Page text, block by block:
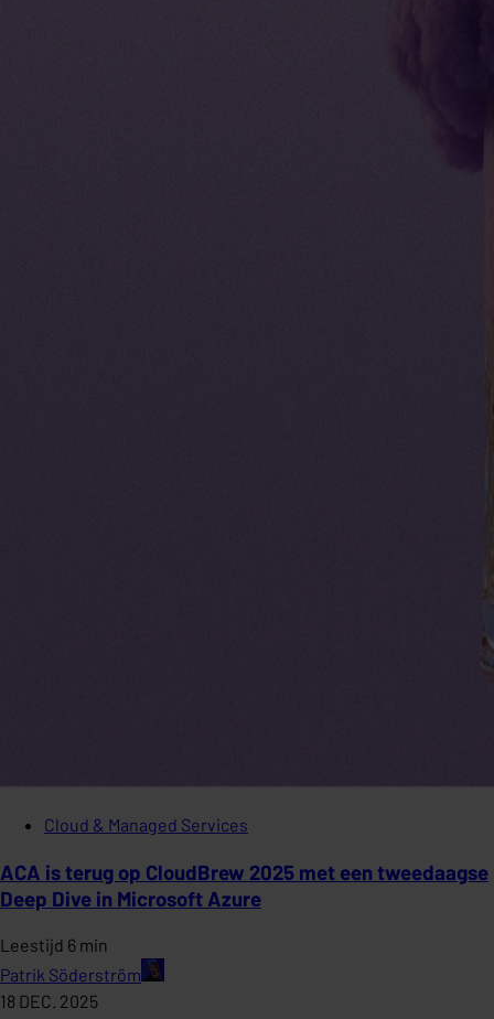
Cloud & Managed Services
ACA is terug op CloudBrew 2025 met een tweedaagse
Deep Dive in Microsoft Azure
Leestijd 6 min
Patrik Söderström
18 DEC. 2025